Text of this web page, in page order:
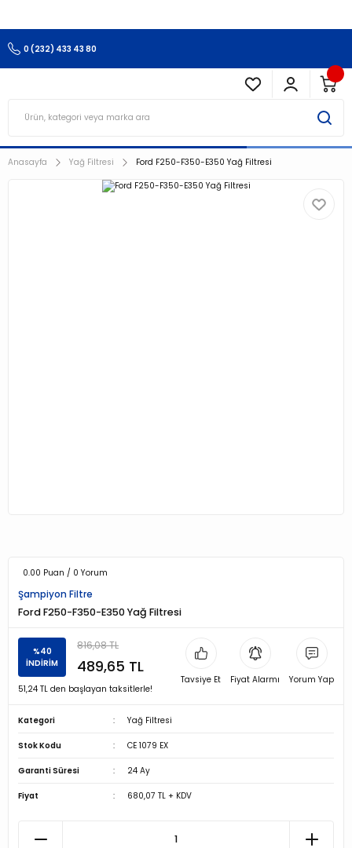
0 (232) 433 43 80
Anasayfa Yağ Filtresi Ford F250-F350-E350 Yağ Filtresi
0.00 Puan / 0 Yorum
Şampiyon Filtre
Ford F250-F350-E350 Yağ Filtresi
%40
İNDİRİM
816,08 TL
489,65 TL
51,24 TL den başlayan taksitlerle!
Tavsiye Et Fiyat Alarmı Yorum Yap
Kategori Yağ Filtresi
Stok Kodu CE 1079 EX
Garanti Süresi 24 Ay
Fiyat 680,07 TL + KDV